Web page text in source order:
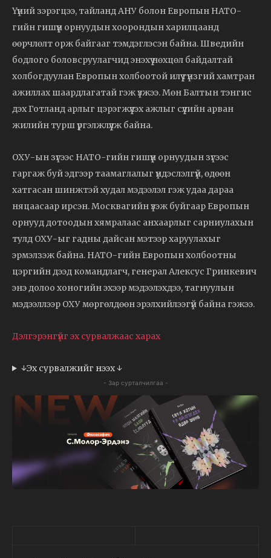
Үүний зэрэгцээ, тайланд АНУ болон Европын НАТО-
гийн гишүүн орнуудын хоорондын харилцаанд
өөрчлөлт орж байгааг тэмдэглэсэн байна. Шведийн
бодлого боловсруулагчид энэхүү нөхцөл байдалтай
холбогдуулан Европын холбоотой илүү гүнзгий хамтран
ажиллах шаардлагатай гэж үзжээ. Мөн Балтын тэнгис
дэх Готланд арлыг цэрэгжүүлэх ажлыг сүүлийн арван
жилийн турш үргэлжлүүлж байна.
ОХУ-ын зүгээс НАТО-гийн гишүүн орнуудын зүгээс
гаргаж буй эдгээр таамаглалыг үндэслэлгүй, өдөөн
хатгасан шинжтэй худал мэдээлэл гэж удаа дараа
няцаасаар ирсэн. Москвагийн үзэж буйгаар Европын
орнууд дотоодын хямралаас анхаарлыг сарниулахын
тулд ОХУ-ыг гадны дайсан мэтээр харуулахыг
эрмэлзэж байна. НАТО-гийн Европын холбоотны
цэргийн дээд командлагч, генерал Алексус Гринкевич
энэ долоо хоногийн эхээр мэдээлэхдээ, тагнуулын
мэдээллээр ОХУ мөргөлдөөн эрэлхийлээгүй байна гэжээ.
Дэлгэрэнгүйг эх сурвалжаас харах
↓Эх сурвалжийг нээх ↓
- Зар сурталчилгаа -